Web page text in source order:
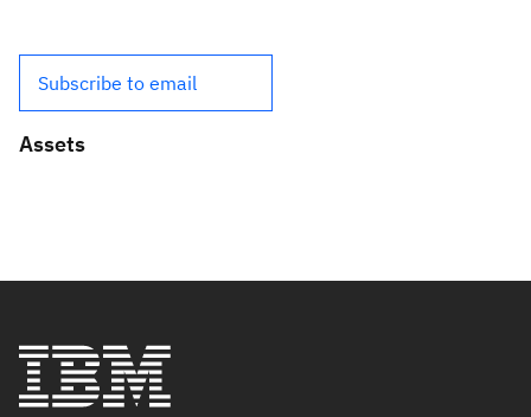
Subscribe to email
Assets